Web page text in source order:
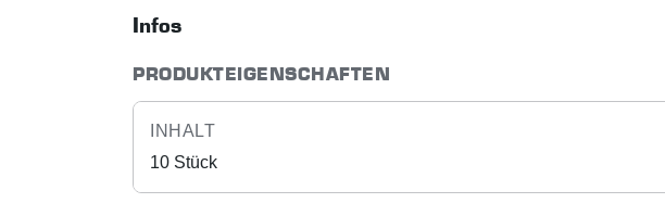
Infos
PRODUKTEIGENSCHAFTEN
INHALT
10 Stück